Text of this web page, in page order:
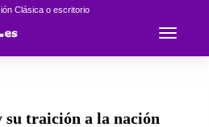
Clásica o escritorio
Toggle
su traición a la nación